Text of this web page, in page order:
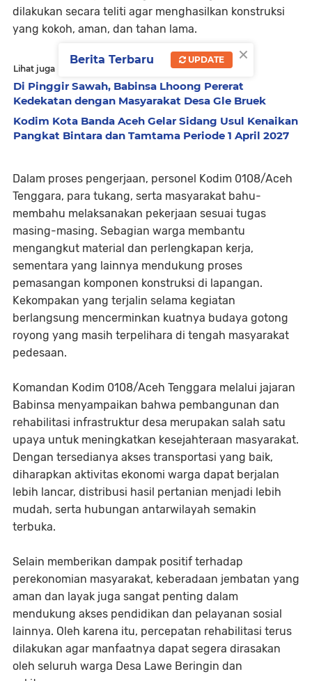
dilakukan secara teliti agar menghasilkan konstruksi
yang kokoh, aman, dan tahan lama.
Lihat juga
Di Pinggir Sawah, Babinsa Lhoong Pererat
Kedekatan dengan Masyarakat Desa Gle Bruek
Kodim Kota Banda Aceh Gelar Sidang Usul Kenaikan
Pangkat Bintara dan Tamtama Periode 1 April 2027
Dalam proses pengerjaan, personel Kodim 0108/Aceh
Tenggara, para tukang, serta masyarakat bahu-
membahu melaksanakan pekerjaan sesuai tugas
masing-masing. Sebagian warga membantu
mengangkut material dan perlengkapan kerja,
sementara yang lainnya mendukung proses
pemasangan komponen konstruksi di lapangan.
Kekompakan yang terjalin selama kegiatan
berlangsung mencerminkan kuatnya budaya gotong
royong yang masih terpelihara di tengah masyarakat
pedesaan.
Komandan Kodim 0108/Aceh Tenggara melalui jajaran
Babinsa menyampaikan bahwa pembangunan dan
rehabilitasi infrastruktur desa merupakan salah satu
upaya untuk meningkatkan kesejahteraan masyarakat.
Dengan tersedianya akses transportasi yang baik,
diharapkan aktivitas ekonomi warga dapat berjalan
lebih lancar, distribusi hasil pertanian menjadi lebih
mudah, serta hubungan antarwilayah semakin
terbuka.
Selain memberikan dampak positif terhadap
perekonomian masyarakat, keberadaan jembatan yang
aman dan layak juga sangat penting dalam
mendukung akses pendidikan dan pelayanan sosial
lainnya. Oleh karena itu, percepatan rehabilitasi terus
dilakukan agar manfaatnya dapat segera dirasakan
oleh seluruh warga Desa Lawe Beringin dan
×
Berita Terbaru UPDATE